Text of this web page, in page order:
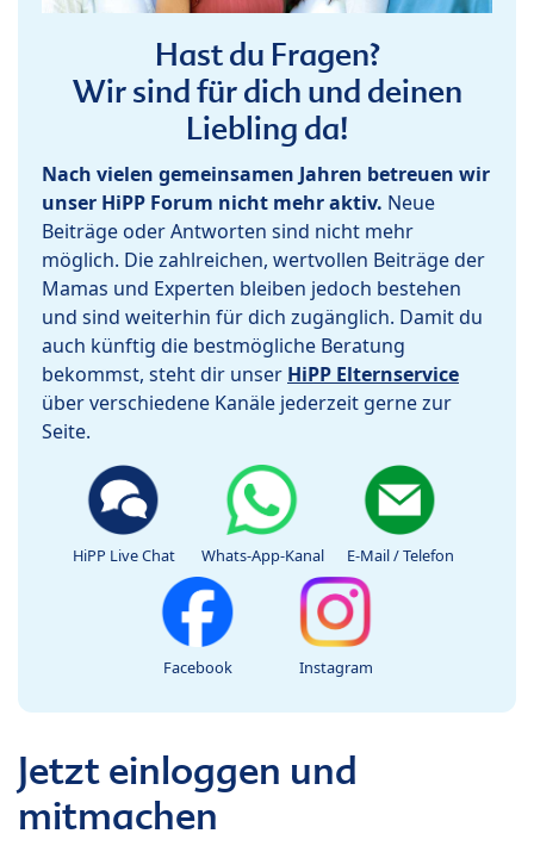
Hast du Fragen?
Wir sind für dich und deinen
Liebling da!
Nach vielen gemeinsamen Jahren betreuen wir
unser HiPP Forum nicht mehr aktiv. Neue
Beiträge oder Antworten sind nicht mehr
möglich. Die zahlreichen, wertvollen Beiträge der
Mamas und Experten bleiben jedoch bestehen
und sind weiterhin für dich zugänglich. Damit du
auch künftig die bestmögliche Beratung
bekommst, steht dir unser HiPP Elternservice
über verschiedene Kanäle jederzeit gerne zur
Seite.
HiPP Live Chat Whats-App-Kanal E-Mail / Telefon
Facebook Instagram
Jetzt einloggen und
mitmachen